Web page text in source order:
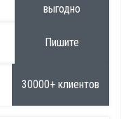
выгодно
Пишите
30000+ клиентов